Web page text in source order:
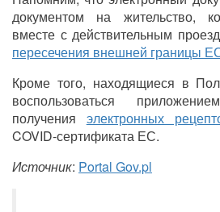
документом на жительство,
вместе с действительным
пересечения внешней границы
Кроме того, находящиеся в
воспользоваться
получения электронных
COVID-сертификата ЕС.
Источник: Portal Gov.pl